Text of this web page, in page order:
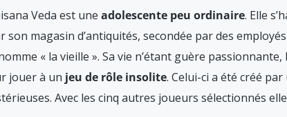
Veda est une adolescente peu ordinaire. Elle
son magasin d’antiquités, secondée par des
« la vieille ». Sa vie n’étant guère
jouer à un jeu de rôle insolite. Celui-ci a été créé
Avec les cinq autres joueurs sélectionnés